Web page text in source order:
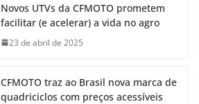
Novos UTVs da CFMOTO prometem
facilitar (e acelerar) a vida no agro
23 de abril de 2025
CFMOTO traz ao Brasil nova marca de
quadriciclos com preços acessíveis